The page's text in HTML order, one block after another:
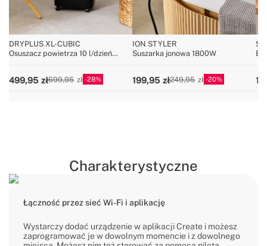
DRYPLUS XL-CUBIC
Osuszacz powietrza 10 l/dzień
499,95 699,95 28
ION STYLER
Suszarka jonowa 1800W
199,95 249,95 20
Charakterystyczne
Łączność przez sieć Wi-Fi i aplikację
Wystarczy dodać urządzenie w aplikacji Create i możesz
zaprogramować je w dowolnym momencie i z dowolnego